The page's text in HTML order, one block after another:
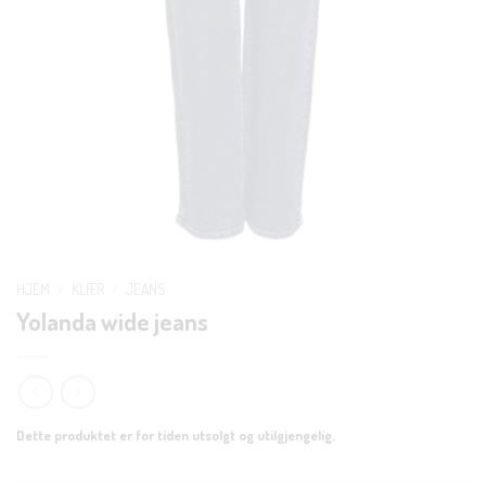
Yolanda wide jeans
Dette produktet er for tiden utsolgt og utilgjengelig.